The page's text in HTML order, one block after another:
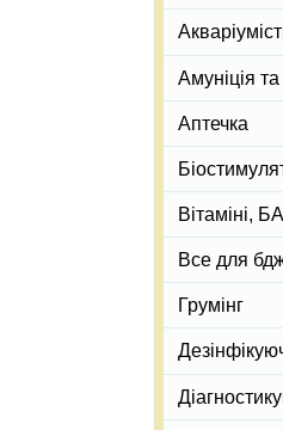
Амуніція
Аптечка
Вітаміні,
Все для
Грумінг